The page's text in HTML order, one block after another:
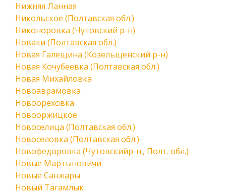
Нижняя Ланная
Никольское (Полтавская обл.)
Никоноровка (Чутовский р-н)
Новаки (Полтавская обл.)
Новая Галещина (Козельщенский р-н)
Новая Кочубеевка (Полтавская обл.)
Новая Михайловка
Новоаврамовка
Новоореховка
Новооржицкое
Новоселица (Полтавская обл.)
Новоселовка (Полтавская обл.)
Новофедоровка (Чутовскийр-н., Полт. обл.)
Новые Мартыновичи
Новые Санжары
Новый Тагамлык